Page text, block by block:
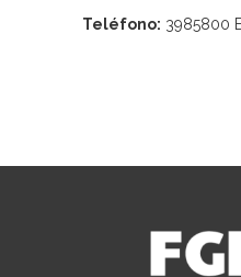
Teléfono: 3985800